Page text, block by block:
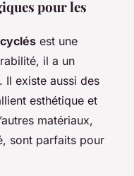
pour les
est une
il a un
Il existe aussi des
esthétique et
matériaux,
sont parfaits pour